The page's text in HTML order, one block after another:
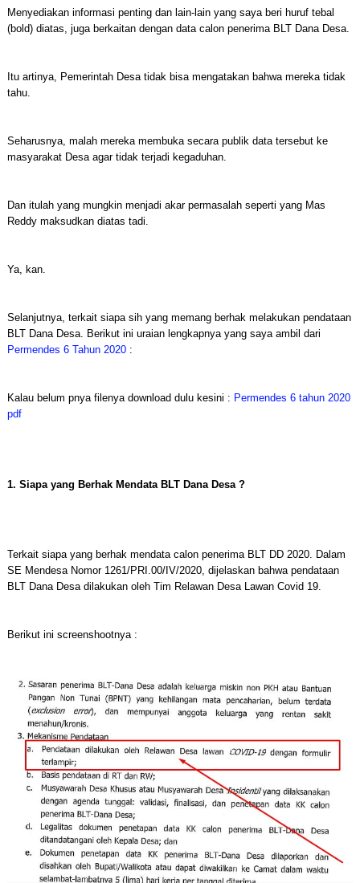
Menyediakan informasi penting dan lain-lain yang saya beri huruf tebal
(bold) diatas, juga berkaitan dengan data calon penerima BLT Dana Desa.
Itu artinya, Pemerintah Desa tidak bisa mengatakan bahwa mereka tidak
tahu.
Seharusnya, malah mereka membuka secara publik data tersebut ke
masyarakat Desa agar tidak terjadi kegaduhan.
Dan itulah yang mungkin menjadi akar permasalah seperti yang Mas
Reddy maksudkan diatas tadi.
Ya, kan.
Selanjutnya, terkait siapa sih yang memang berhak melakukan pendataan
BLT Dana Desa. Berikut ini uraian lengkapnya yang saya ambil dari
Permendes 6 Tahun 2020:
Kalau belum pnya filenya download dulu kesini : Permendes 6 tahun 2020
pdf
1. Siapa yang Berhak Mendata BLT Dana Desa ?
Terkait siapa yang berhak mendata calon penerima BLT DD 2020. Dalam
SE Mendesa Nomor 1261/PRI.00/IV/2020, dijelaskan bahwa pendataan
BLT Dana Desa dilakukan oleh Tim Relawan Desa Lawan Covid 19.
Berikut ini screenshootnya :